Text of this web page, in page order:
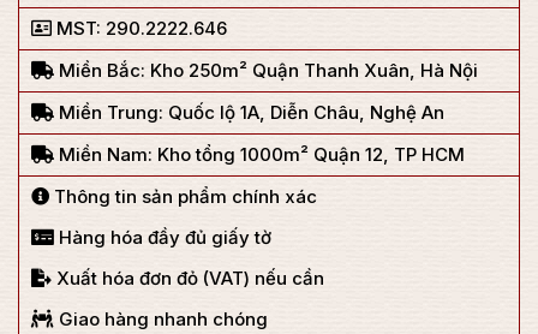
MST: 290.2222.646
Miền Bắc: Kho 250m² Quận Thanh Xuân, Hà Nội
Miền Trung: Quốc lộ 1A, Diễn Châu, Nghệ An
Miền Nam: Kho tổng 1000m² Quận 12, TP HCM
Thông tin sản phẩm chính xác
Hàng hóa đầy đủ giấy tờ
Xuất hóa đơn đỏ (VAT) nếu cần
Giao hàng nhanh chóng